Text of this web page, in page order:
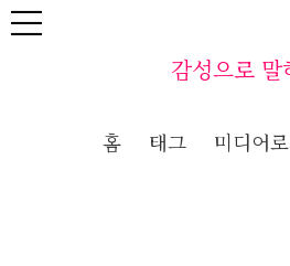
본문 바로가기
감성으로 말
홈 태그 미디어